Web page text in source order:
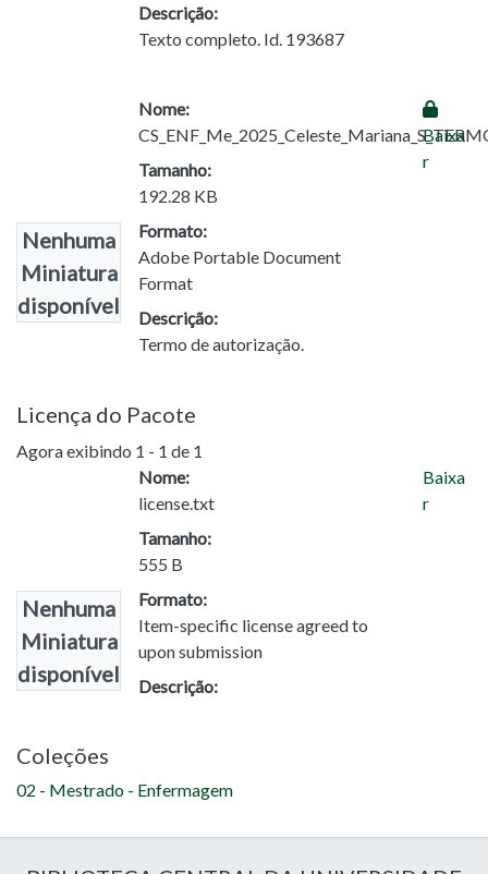
Descrição:
Texto completo. Id. 193687
Nenhuma
Miniatura
disponível
Nome:
Tamanho:
192.28 KB
Formato:
Adobe Portable Document
Format
Descrição:
Termo de autorização.
Baixa
r
Licença do Pacote
Agora exibindo 1 - 1 de 1
Nenhuma
Miniatura
disponível
Nome:
license.txt
Tamanho:
555 B
Formato:
Item-specific license agreed to
upon submission
Descrição:
Baixa
r
Coleções
02 - Mestrado - Enfermagem